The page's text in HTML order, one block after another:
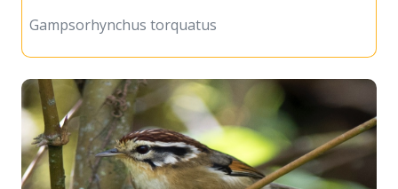
Gampsorhynchus torquatus